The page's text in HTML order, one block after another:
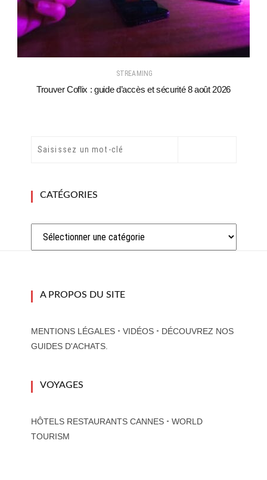
STREAMING
Trouver Coflix : guide d’accès et sécurité 8 août 2026
CATÉGORIES
A PROPOS DU SITE
MENTIONS LÉGALES- VIDÉOS- DÉCOUVREZ NOS
GUIDES D'ACHATS.
VOYAGES
HÔTELS RESTAURANTS CANNES- WORLD
TOURISM